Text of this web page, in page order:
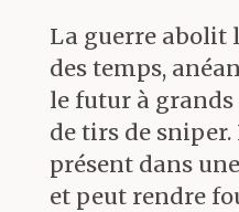
La guerre abolit
des temps,
le futur à grands
de tirs de
présent dans
et peut rendre